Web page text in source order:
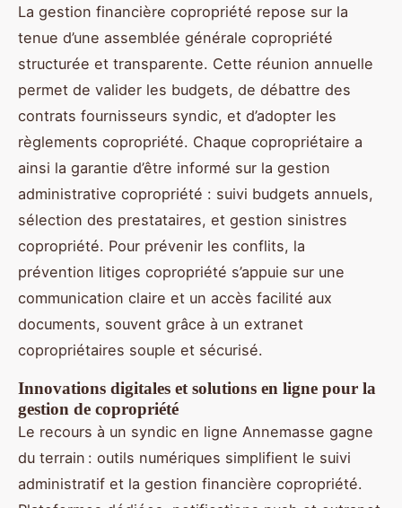
La gestion financière copropriété repose sur la
tenue d’une assemblée générale copropriété
structurée et transparente. Cette réunion annuelle
permet de valider les budgets, de débattre des
contrats fournisseurs syndic, et d’adopter les
règlements copropriété. Chaque copropriétaire a
ainsi la garantie d’être informé sur la gestion
administrative copropriété : suivi budgets annuels,
sélection des prestataires, et gestion sinistres
copropriété. Pour prévenir les conflits, la
prévention litiges copropriété s’appuie sur une
communication claire et un accès facilité aux
documents, souvent grâce à un extranet
copropriétaires souple et sécurisé.
Innovations digitales et solutions en ligne pour la
gestion de copropriété
Le recours à un syndic en ligne Annemasse gagne
du terrain : outils numériques simplifient le suivi
administratif et la gestion financière copropriété.